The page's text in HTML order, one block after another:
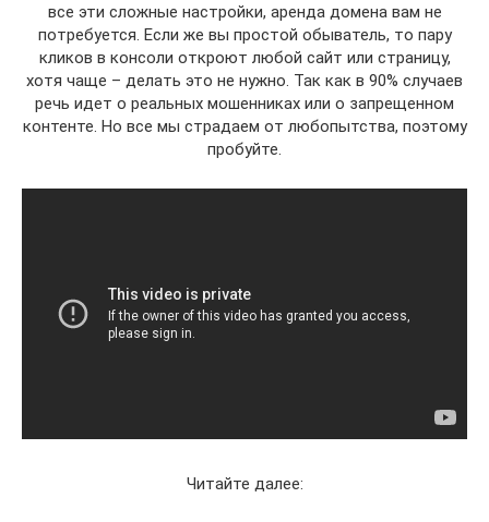
все эти сложные настройки, аренда домена вам не
потребуется. Если же вы простой обыватель, то пару
кликов в консоли откроют любой сайт или страницу,
хотя чаще – делать это не нужно. Так как в 90% случаев
речь идет о реальных мошенниках или о запрещенном
контенте. Но все мы страдаем от любопытства, поэтому
пробуйте.
Читайте далее: